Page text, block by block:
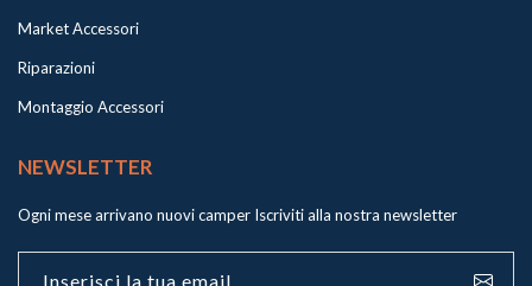
Market Accessori
Riparazioni
Montaggio Accessori
NEWSLETTER
Ogni mese arrivano nuovi camper Iscriviti alla nostra newsletter